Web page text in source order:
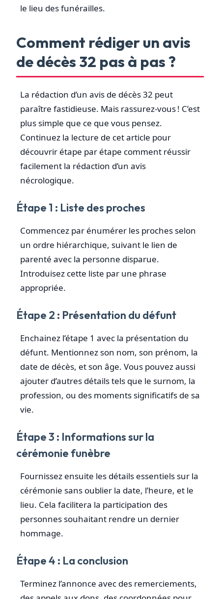
le lieu des funérailles.
Comment rédiger un avis
de décès 32 pas à pas ?
La rédaction d’un avis de décès 32 peut
paraître fastidieuse. Mais rassurez-vous ! C’est
plus simple que ce que vous pensez.
Continuez la lecture de cet article pour
découvrir étape par étape comment réussir
facilement la rédaction d’un avis
nécrologique.
Étape 1 : Liste des proches
Commencez par énumérer les proches selon
un ordre hiérarchique, suivant le lien de
parenté avec la personne disparue.
Introduisez cette liste par une phrase
appropriée.
Étape 2 : Présentation du défunt
Enchainez l’étape 1 avec la présentation du
défunt. Mentionnez son nom, son prénom, la
date de décès, et son âge. Vous pouvez aussi
ajouter d’autres détails tels que le surnom, la
profession, ou des moments significatifs de sa
vie.
Étape 3 : Informations sur la
cérémonie funèbre
Fournissez ensuite les détails essentiels sur la
cérémonie sans oublier la date, l’heure, et le
lieu. Cela facilitera la participation des
personnes souhaitant rendre un dernier
hommage.
Étape 4 : La conclusion
Terminez l’annonce avec des remerciements,